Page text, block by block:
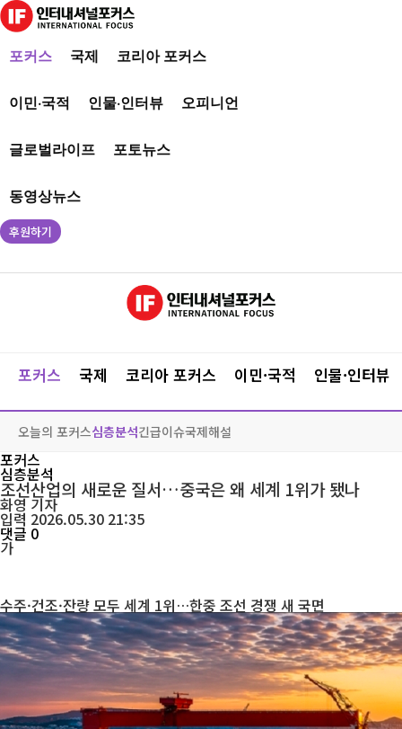
포커스 국제 코리아 포커스
이민·국적 인물·인터뷰 오피니언
글로벌라이프 포토뉴스
동영상뉴스
후원하기
포커스 국제 코리아 포커스 이민·국적 인물·인터뷰
오늘의 포커스심층분석긴급이슈국제해설
포커스
심층분석
조선산업의 새로운 질서…중국은 왜 세계 1위가 됐나
화영기자
입력 2026.05.30 21:35
댓글 0
가
수주·건조·잔량 모두 세계 1위…한중 조선 경쟁 새 국면